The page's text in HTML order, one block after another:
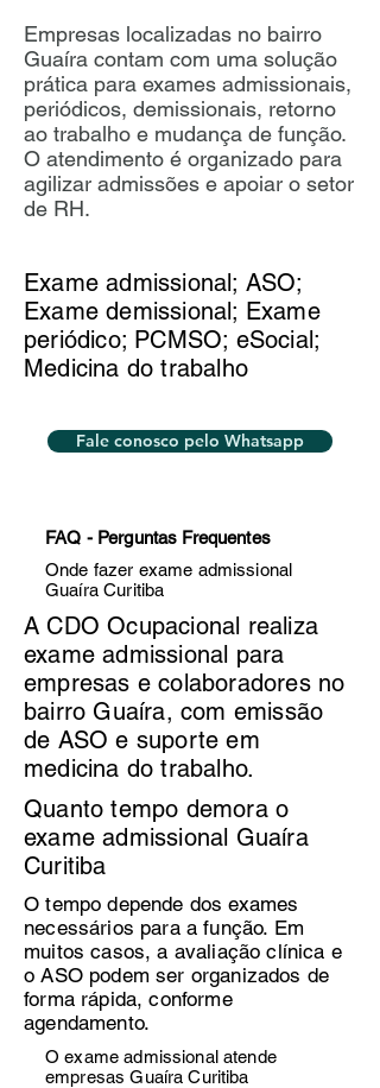
Empresas localizadas no bairro
Guaíra contam com uma solução
prática para exames admissionais,
periódicos, demissionais, retorno
ao trabalho e mudança de função.
O atendimento é organizado para
agilizar admissões e apoiar o setor
de RH.
Exame admissional; ASO;
Exame demissional; Exame
periódico; PCMSO; eSocial;
Medicina do trabalho
Fale conosco pelo Whatsapp
FAQ - Perguntas Frequentes
Onde fazer exame admissional
Guaíra Curitiba
A CDO Ocupacional realiza
exame admissional para
empresas e colaboradores no
bairro Guaíra, com emissão
de ASO e suporte em
medicina do trabalho.
Quanto tempo demora o
exame admissional Guaíra
Curitiba
O tempo depende dos exames
necessários para a função. Em
muitos casos, a avaliação clínica e
o ASO podem ser organizados de
forma rápida, conforme
agendamento.
O exame admissional atende
empresas Guaíra Curitiba